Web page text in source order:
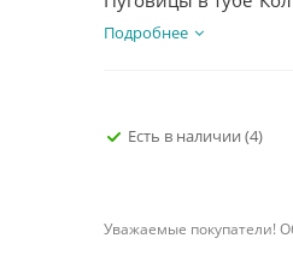
Подробнее
Есть в наличии (4)
Уважаемые покупатели!